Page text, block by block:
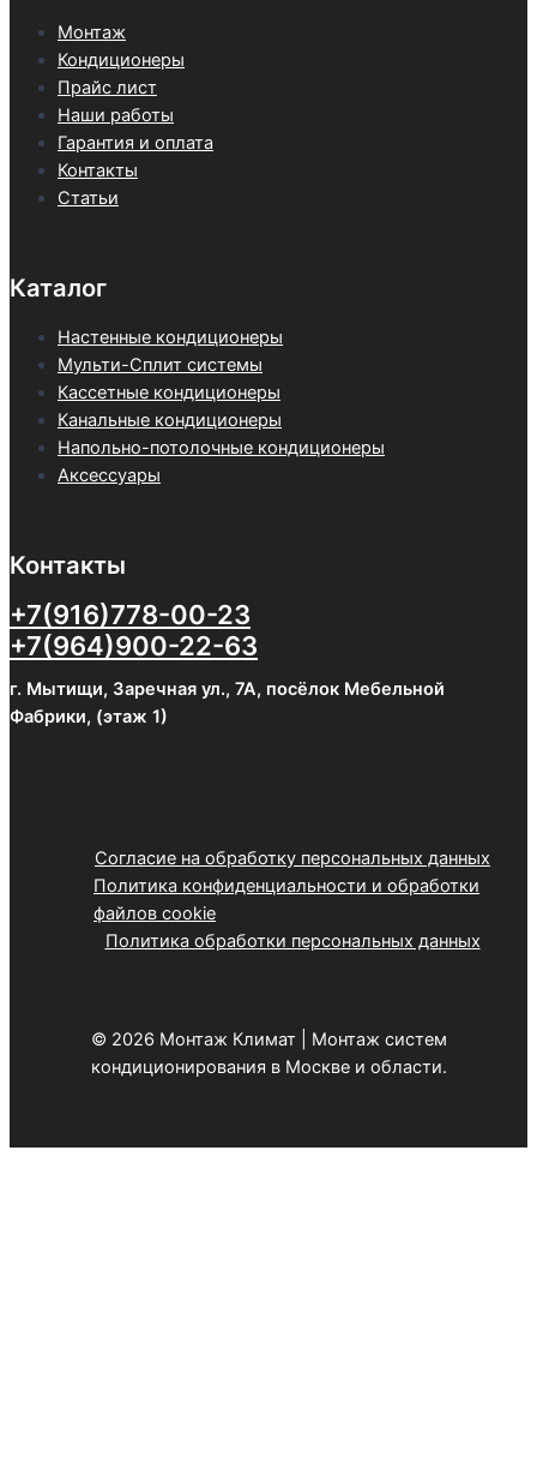
Монтаж
Кондиционеры
Прайс лист
Наши работы
Гарантия и оплата
Контакты
Статьи
Каталог
Настенные кондиционеры
Мульти-Сплит системы
Кассетные кондиционеры
Канальные кондиционеры
Напольно-потолочные кондиционеры
Аксессуары
Контакты
+7(916)778-00-23
+7(964)900-22-63
г. Мытищи, Заречная ул., 7А, посёлок Мебельной
Фабрики, (этаж 1)
Согласие на обработку персональных данных
Политика конфиденциальности и обработки
файлов cookie
Политика обработки персональных данных
© 2026 Монтаж Климат | Монтаж систем
кондиционирования в Москве и области.